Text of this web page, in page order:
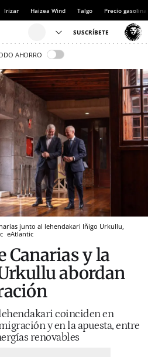
Irizar Haizea Wind Talgo Precio gasolina
AHORRO
junto al lehendakari Iñigo Urkullu,
eAtlantic
Canarias y la
abordan
coinciden en
y en la apuesta, entre
renovables